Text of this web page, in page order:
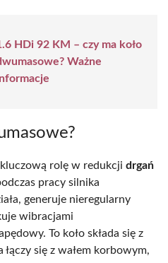
HDi 92 KM – czy ma koło
Ważne
rolę w redukcji drgań
pracy silnika
generuje nieregularny
wibracjami
To koło składa się z
się z wałem korbowym,